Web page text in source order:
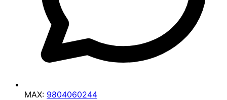
MAX: 9804060244